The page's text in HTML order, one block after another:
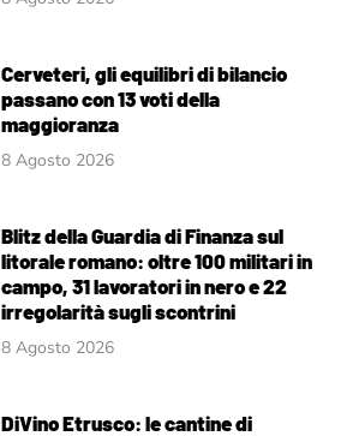
Cerveteri, gli equilibri di bilancio
passano con 13 voti della
maggioranza
8 Agosto 2026
Blitz della Guardia di Finanza sul
litorale romano: oltre 100 militari in
campo, 31 lavoratori in nero e 22
irregolarità sugli scontrini
8 Agosto 2026
DiVino Etrusco: le cantine di